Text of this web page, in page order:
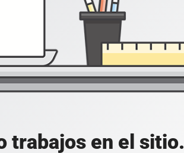
trabajos en el sitio.